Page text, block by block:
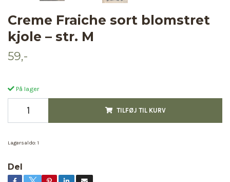
Creme Fraiche sort blomstret
kjole – str. M
59,-
På lager
TILFØJ TIL KURV
Lagersaldo: 1
Del